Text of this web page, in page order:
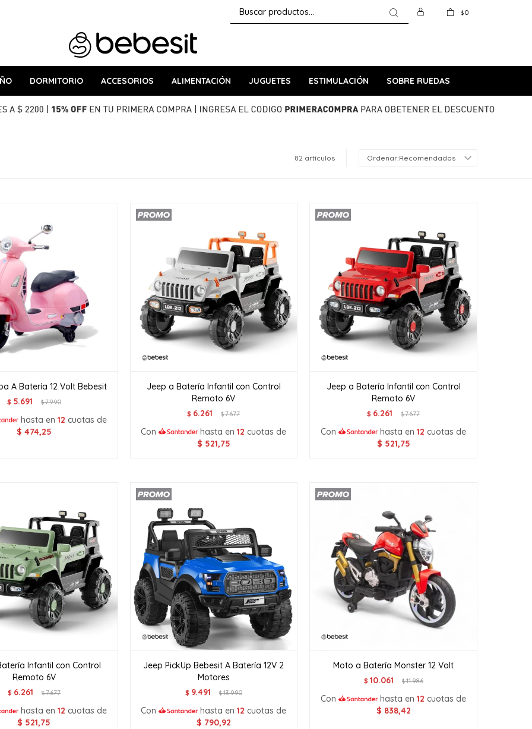
DORMITORIO ACCESORIOS ALIMENTACIÓN JUGUETES ESTIMULACIÓN SOBRE RUEDAS
$0
82 artículos Recomendados
A Batería 12 Volt Bebesit
$ 5.691 $7.990
hasta en 12 cuotas de
$ 474,25
Jeep a Batería Infantil con Control
Remoto 6V
$ 6.261 $7.677
Con hasta en12 cuotas de
$ 521,75
Jeep a Batería Infantil con Control
Remoto 6V
$ 6.261 $7.677
Con hasta en12 cuotas de
$ 521,75
Infantil con Control
Remoto 6V
$ 6.261 $7.677
hasta en 12 cuotas de
$ 521,75
Jeep PickUp Bebesit A Batería 12V 2
Motores
$ 9.491 $13.990
Con hasta en12 cuotas de
$ 790,92
Moto a Batería Monster 12 Volt
$ 10.061 $11.986
Con hasta en12 cuotas de
$ 838,42